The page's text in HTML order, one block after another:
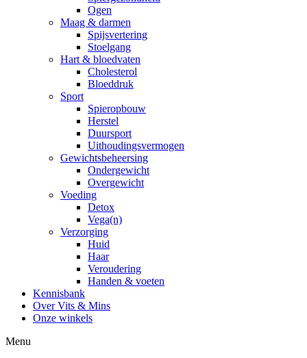
Ogen
Maag & darmen
Spijsvertering
Stoelgang
Hart & bloedvaten
Cholesterol
Bloeddruk
Sport
Spieropbouw
Herstel
Duursport
Uithoudingsvermogen
Gewichtsbeheersing
Ondergewicht
Overgewicht
Voeding
Detox
Vega(n)
Verzorging
Huid
Haar
Veroudering
Handen & voeten
Kennisbank
Over Vits & Mins
Onze winkels
Menu